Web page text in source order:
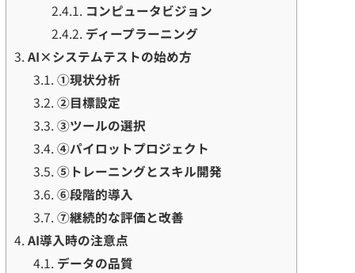
2.4.1. コンピュータビジョン
2.4.2. ディープラーニング
3.AI×システムテストの始め方
3.1.①現状分析
3.2.②目標設定
3.3.③ツールの選択
3.4.④パイロットプロジェクト
3.5.⑤トレーニングとスキル開発
3.6.⑥段階的導入
3.7.⑦継続的な評価と改善
4.AI導入時の注意点
4.1. データの品質